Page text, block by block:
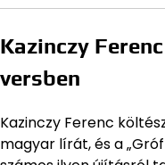
Kazinczy
versben
Kazinczy Ferenc
magyar lírát, és a